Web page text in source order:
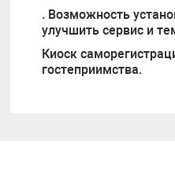
. Возможность
улучшить сервис и
Киоск
гостеприимства.